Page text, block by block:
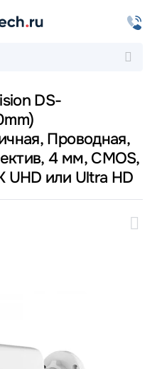
DS-
Проводная,
4 мм, CMOS,
или Ultra HD